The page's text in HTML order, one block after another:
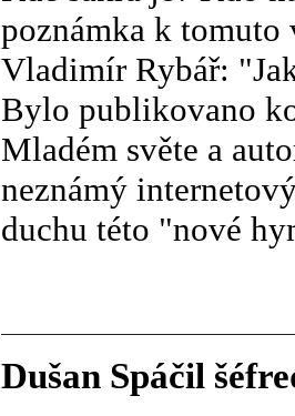
poznámka k
Vladimír Rybář:
Bylo publikovano
Mladém světe a
neznámý
duchu této "nové
Dušan Spáčil